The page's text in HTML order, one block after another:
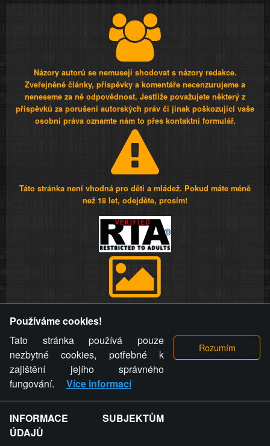
Názory autorů se nemusejí shodovat s názory redakce.
Zveřejněné články, příspěvky a komentáře necenzurujeme a
neneseme za ně odpovědnost. Jestliže považujete některý z
příspěvků za porušení autorských práv či jinak poškozující vaše
osobní práva oznamte nám to přes kontaktní formulář.
Táto stránka není vhodná pro děti a mládež. Pokud máte méně
než 18 let, odejděte, prosím!
videa a komentáře. Osoba, které se toto opatření provozovatele
stránky týče, ani osoba, která umístila fotografii nebo video na
stránku, nemůže z důvodu odstranění fotografie, videa nebo
komentáře pro výše uvedenou okolnost uplatnit vůči
provozovateli stránky žádný nárok na náhradu škody nebo
nemajetkové újmy.
ZVRÁCENÝ.CZ - Svět není zvrácenej. To jen
Používáme cookies!
Tato stránka používá pouze
nezbytné cookies, potřebné k
zajištění jejího správného
fungování.
Více informací
INFORMACE SUBJEKTŮM
ÚDAJŮ